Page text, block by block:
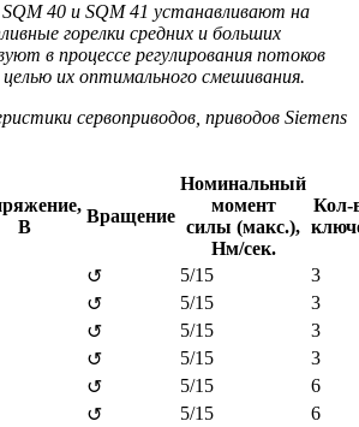
40 и SQM 41 устанавливают на
горелки средних и больших
в процессе регулирования потоков
целью их оптимального смешивания.
сервоприводов, приводов Siemens
В
Вращение
Номинальный
момент
силы (макс.),
Нм/сек.
Кол-
↺ 5/15
3
↺ 5/15
3
↺ 5/15
3
↺ 5/15
3
↺ 5/15
6
↺ 5/15
6